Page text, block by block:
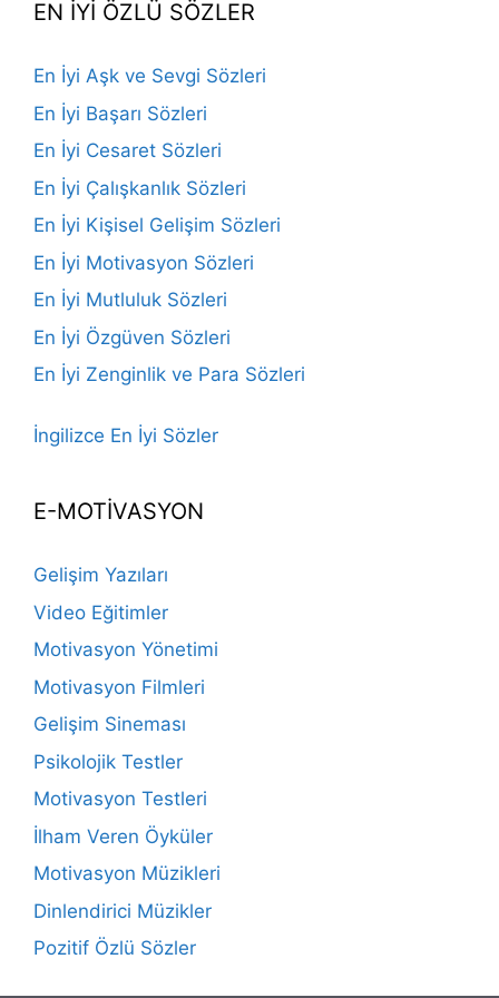
EN İYİ ÖZLÜ SÖZLER
En İyi Aşk ve Sevgi Sözleri
En İyi Başarı Sözleri
En İyi Cesaret Sözleri
En İyi Çalışkanlık Sözleri
En İyi Kişisel Gelişim Sözleri
En İyi Motivasyon Sözleri
En İyi Mutluluk Sözleri
En İyi Özgüven Sözleri
En İyi Zenginlik ve Para Sözleri
İngilizce En İyi Sözler
E-MOTİVASYON
Gelişim Yazıları
Video Eğitimler
Motivasyon Yönetimi
Motivasyon Filmleri
Gelişim Sineması
Psikolojik Testler
Motivasyon Testleri
İlham Veren Öyküler
Motivasyon Müzikleri
Dinlendirici Müzikler
Pozitif Özlü Sözler